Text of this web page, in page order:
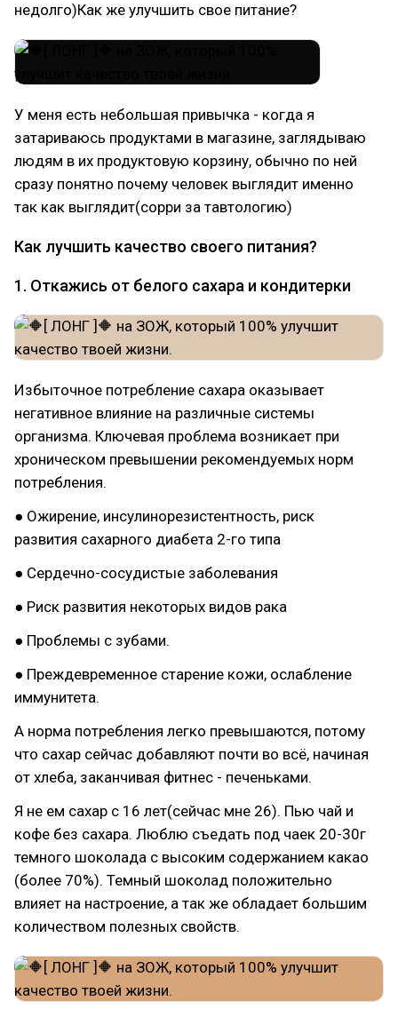
недолго)Как же улучшить свое питание?
У меня есть небольшая привычка - когда я
затариваюсь продуктами в магазине, заглядываю
людям в их продуктовую корзину, обычно по ней
сразу понятно почему человек выглядит именно
так как выглядит(сорри за тавтологию)
Как лучшить качество своего питания?
1. Откажись от белого сахара и кондитерки
Избыточное потребление сахара оказывает
негативное влияние на различные системы
организма. Ключевая проблема возникает при
хроническом превышении рекомендуемых норм
потребления.
● Ожирение, инсулинорезистентность, риск
развития сахарного диабета 2-го типа
● Сердечно-сосудистые заболевания
● Риск развития некоторых видов рака
● Проблемы с зубами.
● Преждевременное старение кожи, ослабление
иммунитета.
А норма потребления легко превышаются, потому
что сахар сейчас добавляют почти во всё, начиная
от хлеба, заканчивая фитнес - печеньками.
Я не ем сахар с 16 лет(сейчас мне 26). Пью чай и
кофе без сахара. Люблю съедать под чаек 20-30г
темного шоколада с высоким содержанием какао
(более 70%). Темный шоколад положительно
влияет на настроение, а так же обладает большим
количеством полезных свойств.